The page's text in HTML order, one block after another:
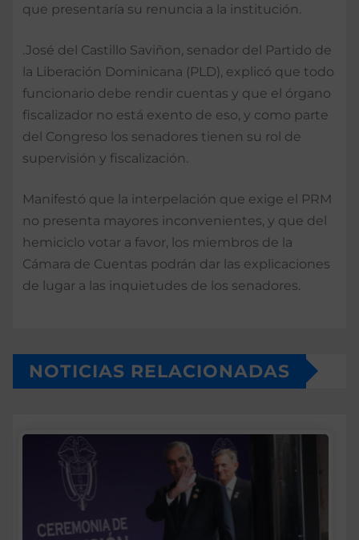
que presentaría su renuncia a la institución.
.José del Castillo Saviñon, senador del Partido de
la Liberación Dominicana (PLD), explicó que todo
funcionario debe rendir cuentas y que el órgano
fiscalizador no está exento de eso, y como parte
del Congreso los senadores tienen su rol de
supervisión y fiscalización.
Manifestó que la interpelación que exige el PRM
no presenta mayores inconvenientes, y que del
hemiciclo votar a favor, los miembros de la
Cámara de Cuentas podrán dar las explicaciones
de lugar a las inquietudes de los senadores.
NOTICIAS RELACIONADAS